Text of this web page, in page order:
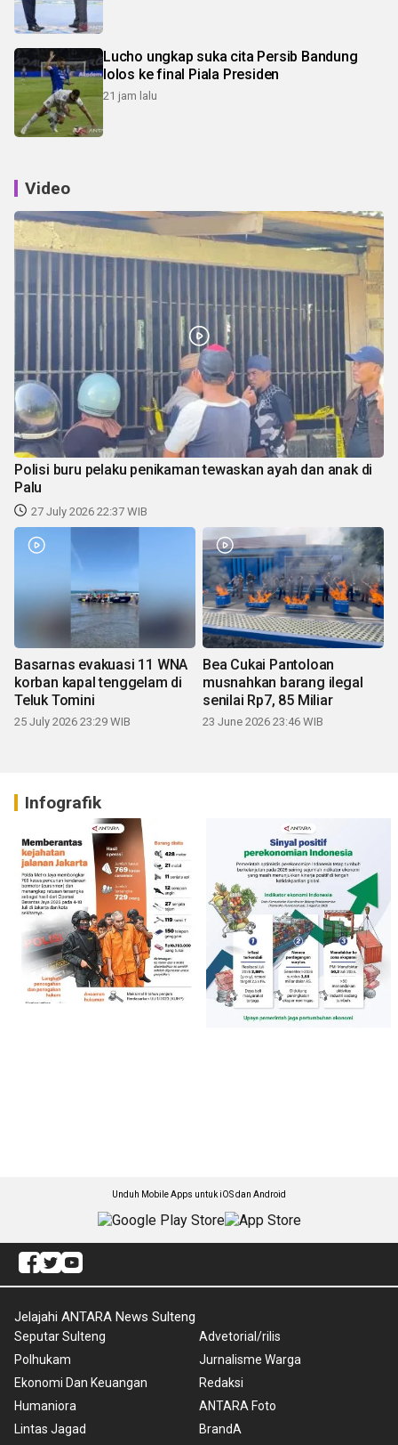
Lucho ungkap suka cita Persib Bandung
lolos ke final Piala Presiden
21 jam lalu
Video
Polisi buru pelaku penikaman tewaskan ayah dan anak di
Palu
27 July 2026 22:37 WIB
Basarnas evakuasi 11 WNA
korban kapal tenggelam di
Teluk Tomini
25 July 2026 23:29 WIB
Bea Cukai Pantoloan
musnahkan barang ilegal
senilai Rp7, 85 Miliar
23 June 2026 23:46 WIB
Infografik
Unduh Mobile Apps untuk iOS dan Android
Jelajahi ANTARA News Sulteng
Seputar Sulteng
Polhukam
Ekonomi Dan Keuangan
Humaniora
Lintas Jagad
Advetorial/rilis
Jurnalisme Warga
Redaksi
ANTARA Foto
BrandA